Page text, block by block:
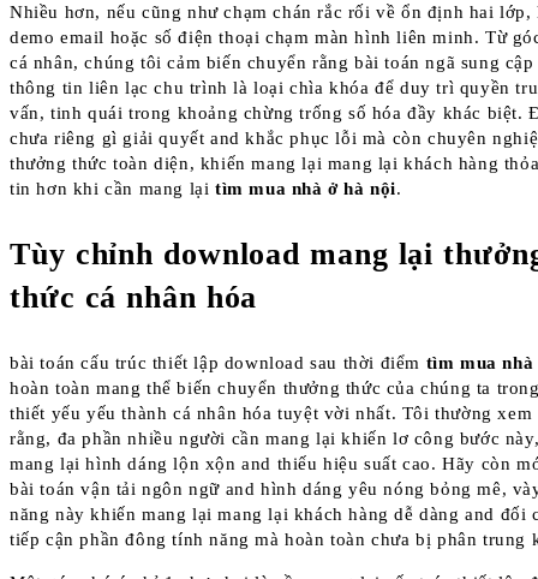
Nhiều hơn, nếu cũng như chạm chán rắc rối về ổn định hai lớp,
demo email hoặc số điện thoại chạm màn hình liên minh. Từ
cá nhân, chúng tôi cảm biến chuyển rằng bài toán ngã sung cập
thông tin liên lạc chu trình là loại chìa khóa để duy trì quyền
vấn, tinh quái trong khoảng chừng trống số hóa đầy khác biệt.
chưa riêng gì giải quyết and khắc phục lỗi mà còn chuyên
thưởng thức toàn diện, khiến mang lại mang lại khách hàng
tin hơn khi cần mang lạitìm mua nhà ở hà nội.
Tùy chỉnh download mang lại
thức cá nhân hóa
bài toán cấu trúc thiết lập download sau thời điểm tìm mua nhà
hoàn toàn mang thể biến chuyển thưởng thức của chúng ta
thiết yếu yếu thành cá nhân hóa tuyệt vời nhất. Tôi thường xem
rằng, đa phần nhiều người cần mang lại khiến lơ công bước
mang lại hình dáng lộn xộn and thiếu hiệu suất cao. Hãy còn
bài toán vận tải ngôn ngữ and hình dáng yêu nóng bỏng mê,
năng này khiến mang lại mang lại khách hàng dễ dàng and đối
tiếp cận phần đông tính năng mà hoàn toàn chưa bị phân trung